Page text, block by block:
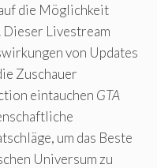
die Möglichkeit
Dieser Livestream
von Updates
Zuschauer
eintauchen GTA
um das Beste
Universum zu